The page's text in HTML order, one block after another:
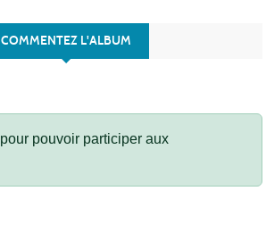
COMMENTEZ L'ALBUM
pour pouvoir participer aux